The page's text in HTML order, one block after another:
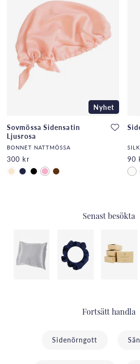
Nyhet
Sovmössa Sidensatin
Ljusrosa
BONNET NATTMÖSSA
300 kr 90
Senast besökta
Fortsätt handla
Sidenörngott